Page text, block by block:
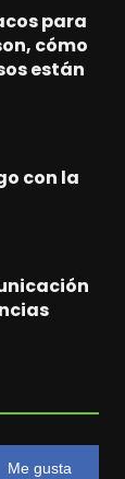
para
cómo
están
con la
Me gusta